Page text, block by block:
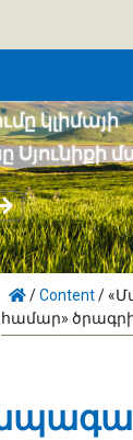
կլիմայի
/Content/
համար» ծրագրի